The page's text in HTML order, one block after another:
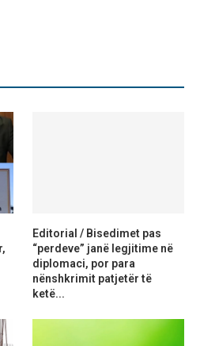
Editorial / Bisedimet pas
“perdeve” janë legjitime në
diplomaci, por para
nënshkrimit patjetër të
ketë...